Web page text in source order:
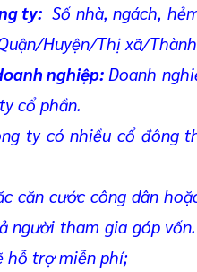
ty: Số nhà, ngách,
Huyện/Thị xã/
nghiệp: Doanh
cổ phần.
ty có nhiều cổ đông
căn cước công dân
người tham gia góp
hỗ trợ miễn phí;